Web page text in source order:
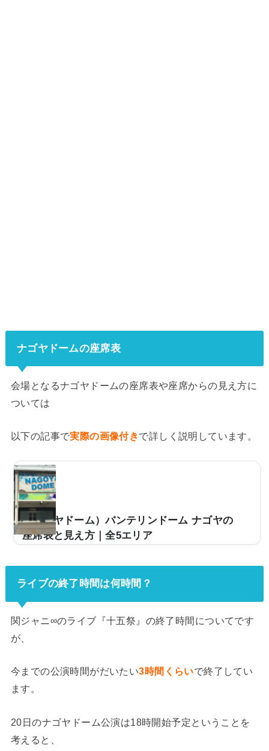
ナゴヤドームの座席表
会場となるナゴヤドームの座席表や座席からの見え方に
ついては
以下の記事で実際の画像付きで詳しく説明しています。
（ナゴヤドーム）バンテリンドーム ナゴヤの
座席表と見え方｜全5エリア
リンドーム ナゴヤ（旧・ナゴヤドーム）。アリーナを使
うライブ時のキャパは最大約50,600人と国内最大級で、
しています。ただ、「今度バンテリンドーム ナゴヤのラ
イブに行くけど、座席からの見え方ってどんな感じな
で、座席表とアリーナ席から5階席まで全5エリアの見え
かもまとめました。バンテリンドーム ナゴヤの座席表...
ライブの終了時間は何時間？
関ジャニ∞のライブ『十五祭』の終了時間についてです
が、
今までの公演時間がだいたい3時間くらいで終了してい
ます。
20日のナゴヤドーム公演は18時開始予定ということを
考えると、